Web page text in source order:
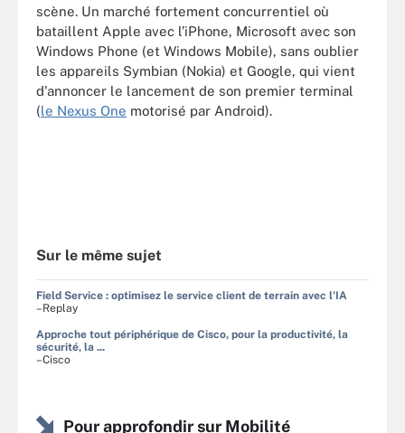
scène. Un marché fortement concurrentiel où
bataillent Apple avec l’iPhone, Microsoft avec son
Windows Phone (et Windows Mobile), sans oublier
les appareils Symbian (Nokia) et Google, qui vient
d'annoncer le lancement de son premier terminal
(le Nexus One motorisé par Android).
Sur le même sujet
Field Service : optimisez le service client de terrain avec l'IA
–Replay
Approche tout périphérique de Cisco, pour la productivité, la
sécurité, la ...
–Cisco
Pour approfondir sur Mobilité